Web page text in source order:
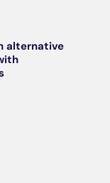
alternative